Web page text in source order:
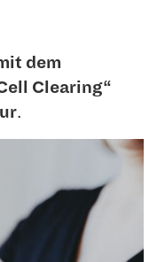
dem
Clearing“
.